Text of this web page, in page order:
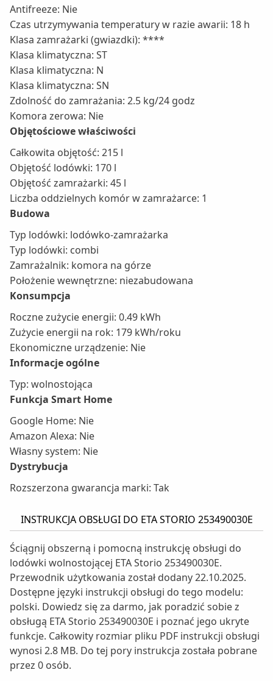
Antifreeze: Nie
Czas utrzymywania temperatury w razie awarii: 18 h
Klasa zamrażarki (gwiazdki): ****
Klasa klimatyczna: ST
Klasa klimatyczna: N
Klasa klimatyczna: SN
Zdolność do zamrażania: 2.5 kg/24 godz
Komora zerowa: Nie
Objętościowe właściwości
Całkowita objętość: 215 l
Objętość lodówki: 170 l
Objętość zamrażarki: 45 l
Liczba oddzielnych komór w zamrażarce: 1
Budowa
Typ lodówki: lodówko-zamrażarka
Typ lodówki: combi
Zamrażalnik: komora na górze
Położenie wewnętrzne: niezabudowana
Konsumpcja
Roczne zużycie energii: 0.49 kWh
Zużycie energii na rok: 179 kWh/roku
Ekonomiczne urządzenie: Nie
Informacje ogólne
Typ: wolnostojąca
Funkcja Smart Home
Google Home: Nie
Amazon Alexa: Nie
Własny system: Nie
Dystrybucja
Rozszerzona gwarancja marki: Tak
INSTRUKCJA OBSŁUGI DO ETA STORIO 253490030E
Ściągnij obszerną i pomocną instrukcję obsługi do
lodówki wolnostojącej ETA Storio 253490030E.
Przewodnik użytkowania został dodany 22.10.2025.
Dostępne języki instrukcji obsługi do tego modelu:
polski. Dowiedz się za darmo, jak poradzić sobie z
obsługą ETA Storio 253490030E i poznać jego ukryte
funkcje. Całkowity rozmiar pliku PDF instrukcji obsługi
wynosi 2.8 MB. Do tej pory instrukcja została pobrane
przez 0 osób.